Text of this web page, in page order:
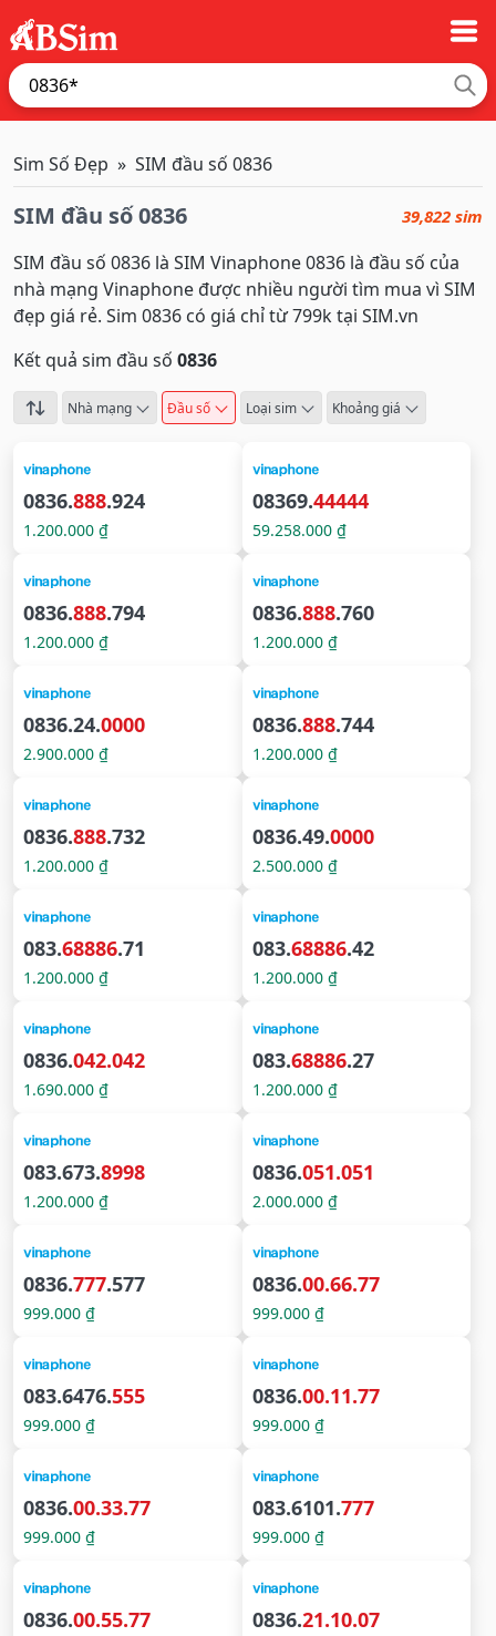
Sim Số Đẹp SIM đầu số 0836
SIM đầu số 0836 39,822 sim
SIM đầu số 0836 là SIM Vinaphone 0836 là đầu số của
nhà mạng Vinaphone được nhiều người tìm mua vì SIM
đẹp giá rẻ. Sim 0836 có giá chỉ từ 799k tại SIM.vn
Kết quả sim đầu số 0836
Nhà mạng Đầu số Loại sim Khoảng giá
0836.888.924
1.200.000 ₫
08369.44444
59.258.000 ₫
0836.888.794
1.200.000 ₫
0836.888.760
1.200.000 ₫
0836.24.0000
2.900.000 ₫
0836.888.744
1.200.000 ₫
0836.888.732
1.200.000 ₫
0836.49.0000
2.500.000 ₫
083.68886.71
1.200.000 ₫
083.68886.42
1.200.000 ₫
0836.042.042
1.690.000 ₫
083.68886.27
1.200.000 ₫
083.673.8998
1.200.000 ₫
0836.051.051
2.000.000 ₫
0836.777.577
999.000 ₫
0836.00.66.77
999.000 ₫
083.6476.555
999.000 ₫
0836.00.11.77
999.000 ₫
0836.00.33.77
999.000 ₫
083.6101.777
999.000 ₫
0836.00.55.77 0836.21.10.07